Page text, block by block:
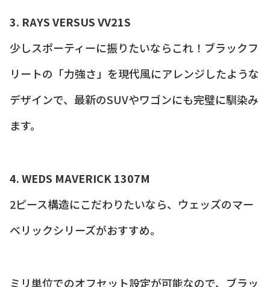
3. RAYS VERSUS VV21S
少しスポーティーに振りたいならこれ！ブラックフ
リートの「力強さ」を現代風にアレンジしたような
デザインで、最新のSUVやワゴンにも完璧に馴染み
ます。
4. WEDS MAVERICK 1307M
2ピース構造にこだわりたいなら、ウェッズのマー
ベリックシリーズがおすすめ。
ミリ単位でのオフセット設定が可能なので、ブラッ